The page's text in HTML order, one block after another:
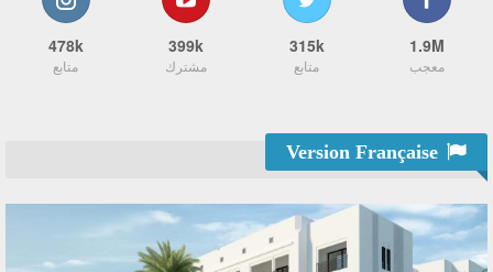
1.9M
معجب
315k
متابع
399k
مشترك
478k
متابع